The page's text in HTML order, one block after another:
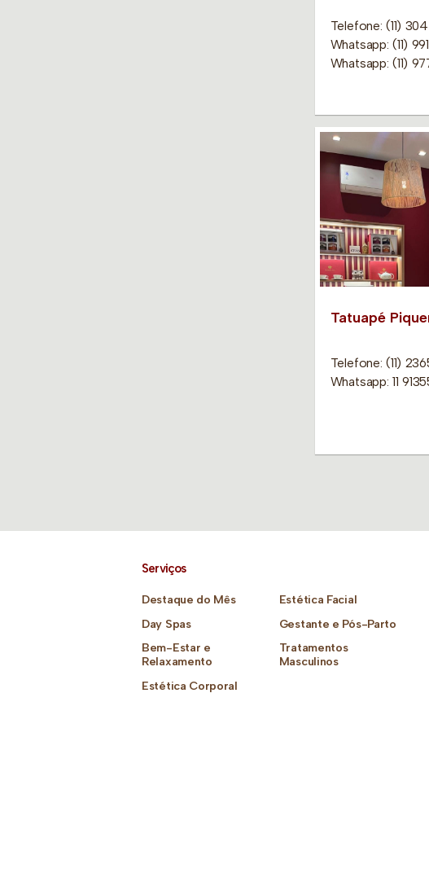
Telefone: (11)
Whatsapp: (11)
Whatsapp: (11)
Tatuapé
Telefone: (11)
Whatsapp: 11
Serviços
Destaque do Mês
Day Spas
Bem-Estar e
Relaxamento
Estética Corporal
Estética Facial
Gestante e Pós-Parto
Tratamentos
Masculinos